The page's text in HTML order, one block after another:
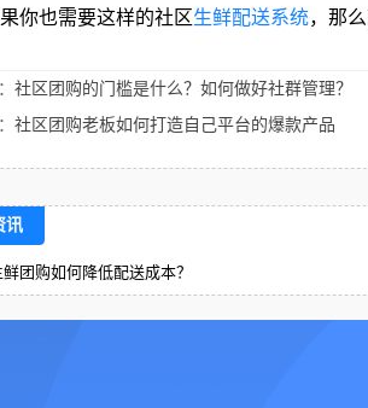
你也需要这样的社区生鲜配送系统，那
社区团购的门槛是什么？如何做好社群管理？
社区团购老板如何打造自己平台的爆款产品
讯
团购如何降低配送成本？